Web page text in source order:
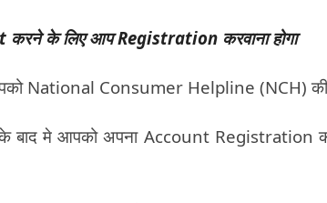
के लिए आप Registration करवाना होगा
National Consumer Helpline (NCH) की
बाद मे आपको अपना Account Registration